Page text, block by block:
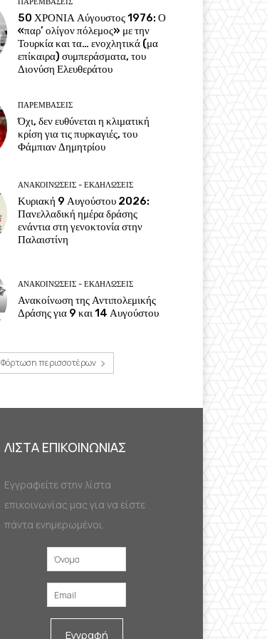
50 ΧΡΟΝΙΑ Αύγουστος 1976: Ο
«παρ’ ολίγον πόλεμος» με την
Τουρκία και τα… ενοχλητικά (μα
επίκαιρα) συμπεράσματα, του
Διονύση Ελευθεράτου
ΠΑΡΕΜΒΑΣΕΙΣ
Όχι, δεν ευθύνεται η κλιματική
κρίση για τις πυρκαγιές, του
Φάμπιαν Δημητρίου
ΑΝΑΚΟΙΝΩΣΕΙΣ - ΕΚΔΗΛΩΣΕΙΣ
Κυριακή 9 Αυγούστου 2026:
Πανελλαδική ημέρα δράσης
ενάντια στη γενοκτονία στην
Παλαιστίνη
ΑΝΑΚΟΙΝΩΣΕΙΣ - ΕΚΔΗΛΩΣΕΙΣ
Ανακοίνωση της Αντιπολεμικής
Δράσης για 9 και 14 Αυγούστου
Φόρτωση περισσοτέρων
ΛΙΣΤΑ ΕΠΙΚΟΙΝΩΝΙΑΣ
Εγγραφείτε στην λίστα
επικοινωνίας μας για να είστε
πάντα ενημερωμένοι.
Εγγραφή